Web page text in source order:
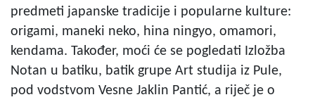
predmeti japanske tradicije i popularne kulture:
origami, maneki neko, hina ningyo, omamori,
kendama. Također, moći će se pogledati Izložba
Notan u batiku, batik grupe Art studija iz Pule,
pod vodstvom Vesne Jaklin Pantić, a riječ je o